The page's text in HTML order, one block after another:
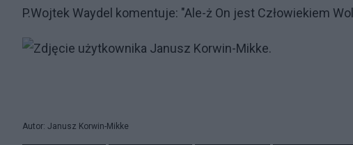
P.Wojtek Waydel komentuje: "Ale-ż On jest Człowiekiem
Autor: Janusz Korwin-Mikke